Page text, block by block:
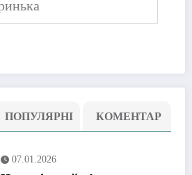
ПОПУЛЯРНІ КОМЕНТАР
07.01.2026